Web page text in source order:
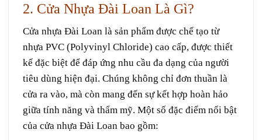
2. Cửa Nhựa Đài Loan Là Gì?
Cửa nhựa Đài Loan là sản phẩm được chế tạo từ
nhựa PVC (Polyvinyl Chloride) cao cấp, được thiết
kế đặc biệt để đáp ứng nhu cầu đa dạng của người
tiêu dùng hiện đại. Chúng không chỉ đơn thuần là
cửa ra vào, mà còn mang đến sự kết hợp hoàn hảo
giữa tính năng và thẩm mỹ. Một số đặc điểm nổi bật
của cửa nhựa Đài Loan bao gồm: